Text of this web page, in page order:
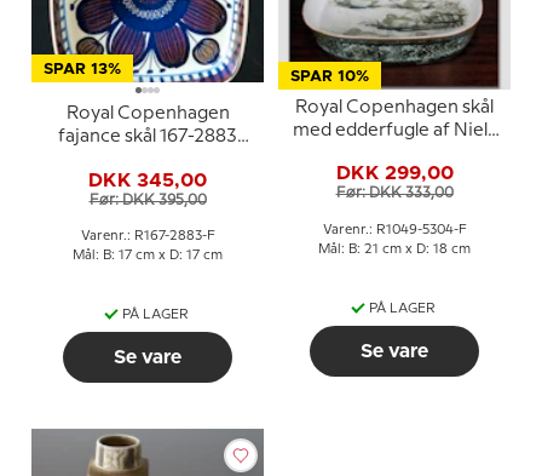
SPAR 13%
Royal Copenhagen
fajance skål 167-2883
DKK 345,00
Før: DKK 395,00
Varenr.: R167-2883-F
Mål: B: 17 cm x D: 17 cm
PÅ LAGER
Se vare
SPAR 10%
Royal Copenhagen skål
med edderfugle af Niels
DKK 299,00
Før: DKK 333,00
Varenr.: R1049-5304-F
Mål: B: 21 cm x D: 18 cm
PÅ LAGER
Se vare